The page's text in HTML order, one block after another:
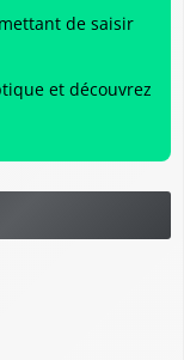
de saisir
et découvrez